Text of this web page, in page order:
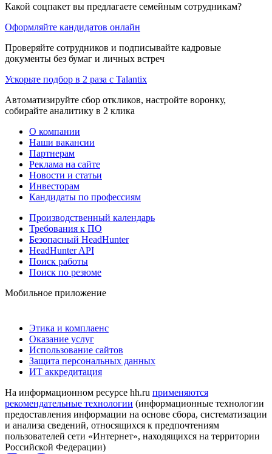
Какой соцпакет вы предлагаете семейным сотрудникам?
Оформляйте кандидатов онлайн
Проверяйте сотрудников и подписывайте кадровые
документы без бумаг и личных встреч
Ускорьте подбор в 2 раза с Talantix
Автоматизируйте сбор откликов, настройте воронку,
собирайте аналитику в 2 клика
О компании
Наши вакансии
Партнерам
Реклама на сайте
Новости и статьи
Инвесторам
Кандидаты по профессиям
Производственный календарь
Требования к ПО
Безопасный HeadHunter
HeadHunter API
Поиск работы
Поиск по резюме
Мобильное приложение
Этика и комплаенс
Оказание услуг
Использование сайтов
Защита персональных данных
ИТ аккредитация
На информационном ресурсе hh.ru применяются
рекомендательные технологии (информационные технологии
предоставления информации на основе сбора, систематизации
и анализа сведений, относящихся к предпочтениям
пользователей сети «Интернет», находящихся на территории
Российской Федерации)